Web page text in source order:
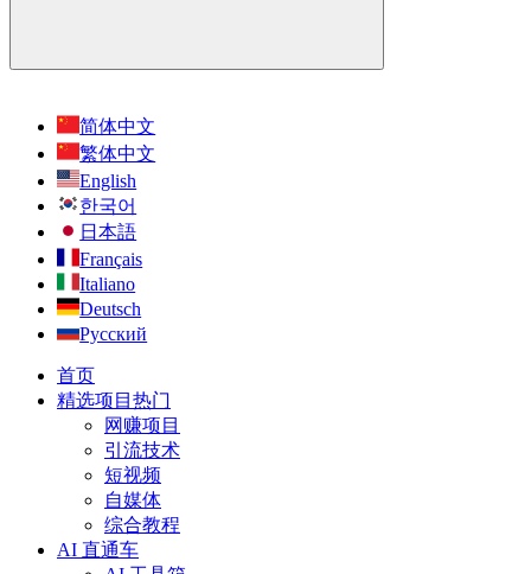
简体中文
繁体中文
English
한국어
日本語
Français
Italiano
Deutsch
Русский
首页
精选项目 热门
网赚项目
引流技术
短视频
自媒体
综合教程
AI 直通车